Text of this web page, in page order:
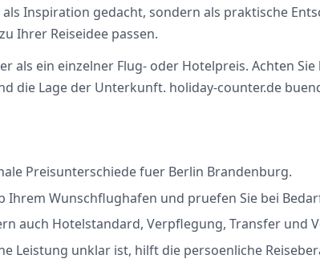
Inspiration gedacht, sondern als praktische
Ihrer Reiseidee passen.
als ein einzelner Flug- oder Hotelpreis. Achten
die Lage der Unterkunft. holiday-counter.de
Preisunterschiede fuer Berlin Brandenburg.
Ihrem Wunschflughafen und pruefen Sie bei
auch Hotelstandard, Verpflegung, Transfer und
Leistung unklar ist, hilft die persoenliche